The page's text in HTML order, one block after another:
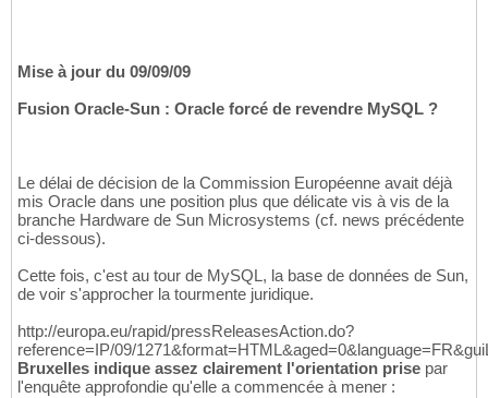
Mise à jour du 09/09/09
Fusion Oracle-Sun : Oracle forcé de revendre MySQL ?
Le délai de décision de la Commission Européenne avait déjà
mis Oracle dans une position plus que délicate vis à vis de la
branche Hardware de Sun Microsystems (cf. news précédente
ci-dessous).
Cette fois, c'est au tour de MySQL, la base de données de Sun,
de voir s'approcher la tourmente juridique.
http://europa.eu/rapid/pressReleasesAction.do?
reference=IP/09/
Bruxelles indique assez clairement l'orientation prise par
l'enquête approfondie qu'elle a commencée à mener :